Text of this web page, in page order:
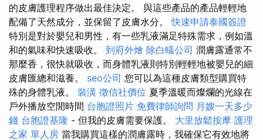
的皮膚護理程序做出最佳決定。 與這些產品的產品輕輕地
配備了天然成分，並保留了皮膚水分。快速申請泰國簽證
特別是對於嬰兒和男性，有一些乳液滿足特殊需求，例如溫
和的氣味和快速吸收。 到府外燴 除白蟻公司 潤膚露通常不
那麼香，很快就吸收，而身體乳液則特別輕輕地被嬰兒的細
皮膚匯總和滋養。 seo公司 您可以為這種皮膚類型購買特
殊的身體乳液。 裝潢 徵信社價位 夏季溫暖而燦爛的光線在
戶外播放空閒時間 台胞證照片 免費律師詢問 月嫂一天多少
錢 台胞證基隆 - 但我的皮膚需要保護。 大里放鬆按摩 護理
之家 單人房 當我購買這樣的潤膚露時，我確保它有效地將